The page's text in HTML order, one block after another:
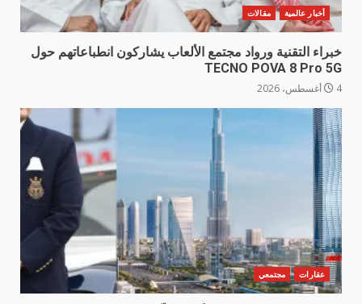
أخبار عالمية مقالات
خبراء التقنية ورواد مجتمع الألعاب يشاركون انطباعاتهم حول
TECNO POVA 8 Pro 5G
4 أغسطس، 2026
عقارات مجتمعي